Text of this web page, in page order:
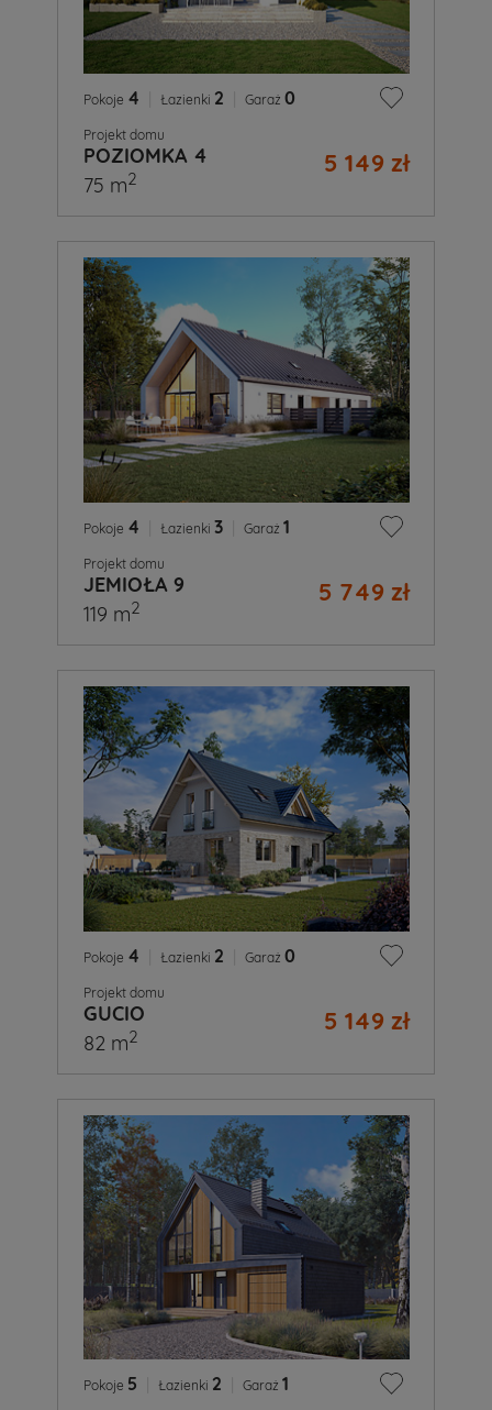
Pokoje 4 Łazienki 2 Garaż 0
Projekt domu
POZIOMKA 4 5 149 zł
75 m2
Pokoje 4 Łazienki 3 Garaż 1
Projekt domu
JEMIOŁA 9 5 749 zł
119 m2
Pokoje 4 Łazienki 2 Garaż 0
Projekt domu
GUCIO 5 149 zł
82 m2
Pokoje 5 Łazienki 2 Garaż 1